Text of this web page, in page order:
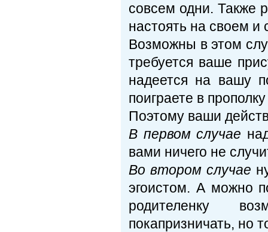
совсем одни. Также
настоять на своем и
Возможны в этом
требуется ваше
надеется на вашу
поиграете в
Поэтому ваши
В первом случае
вами ничего не
Во втором случае
эгоистом. А можно
родителенку
покапризничать, но